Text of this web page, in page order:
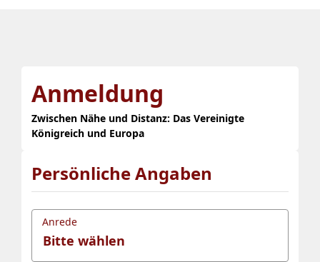
Anmeldung
Zwischen Nähe und Distanz: Das Vereinigte
Königreich und Europa
Persönliche Angaben
Anrede